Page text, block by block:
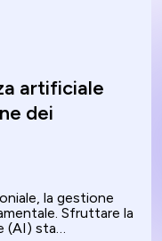
artificiale
dei
la gestione
Sfruttare la
(AI) sta